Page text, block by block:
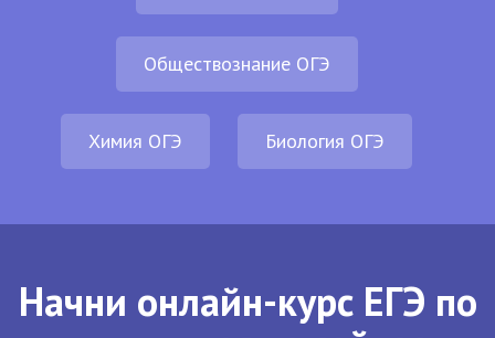
Обществознание ОГЭ
Химия ОГЭ Биология ОГЭ
Начни онлайн-курс ЕГЭ по